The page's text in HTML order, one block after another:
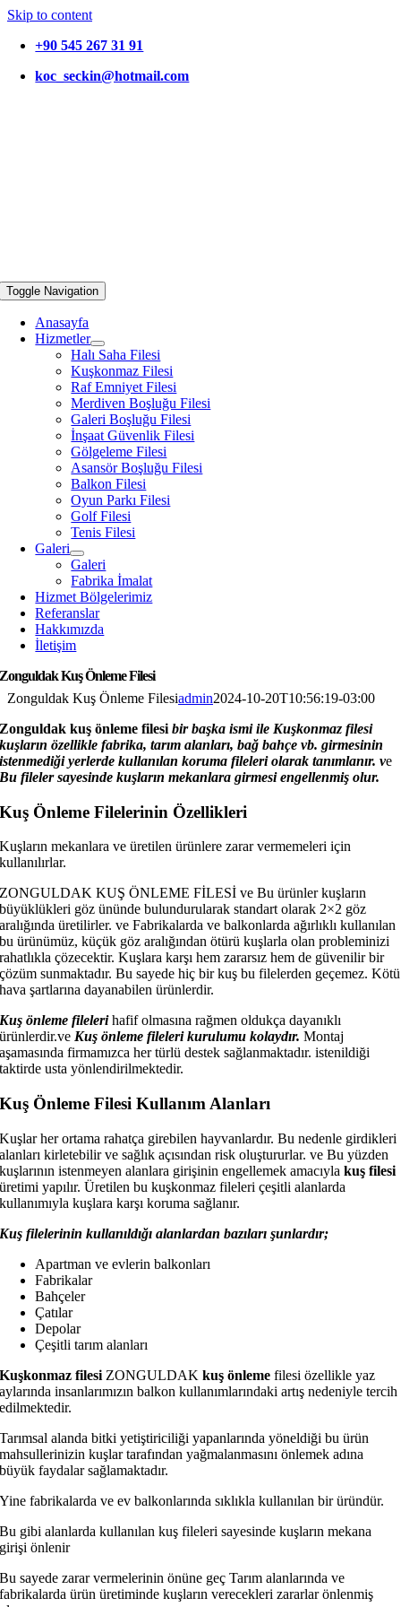
Skip to content
+90 545 267 31 91
koc_seckin@hotmail.com
Toggle Navigation
Anasayfa
Hizmetler
Halı Saha Filesi
Kuşkonmaz Filesi
Raf Emniyet Filesi
Merdiven Boşluğu Filesi
Galeri Boşluğu Filesi
İnşaat Güvenlik Filesi
Gölgeleme Filesi
Asansör Boşluğu Filesi
Balkon Filesi
Oyun Parkı Filesi
Golf Filesi
Tenis Filesi
Galeri
Galeri
Fabrika İmalat
Hizmet Bölgelerimiz
Referanslar
Hakkımızda
İletişim
Zonguldak Kuş Önleme Filesi
Zonguldak Kuş Önleme Filesiadmin2024-10-20T10:56:19-03:00
Zonguldak kuş önleme filesibir başka ismi ile Kuşkonmaz filesi
kuşların özellikle fabrika, tarım alanları, bağ bahçe vb. girmesinin
istenmediği yerlerde kullanılan koruma fileleri olarak tanımlanır. ve
Bu fileler sayesinde kuşların mekanlara girmesi engellenmiş olur.
Kuş Önleme Filelerinin Özellikleri
Kuşların mekanlara ve üretilen ürünlere zarar vermemeleri için
kullanılırlar.
ZONGULDAK KUŞ ÖNLEME FİLESİ ve Bu ürünler kuşların
büyüklükleri göz ününde bulundurularak standart olarak 2×2 göz
aralığında üretilirler. ve Fabrikalarda ve balkonlarda ağırlıklı kullanılan
bu ürünümüz, küçük göz aralığından ötürü kuşlarla olan probleminizi
rahatlıkla çözecektir. Kuşlara karşı hem zararsız hem de güvenilir bir
çözüm sunmaktadır. Bu sayede hiç bir kuş bu filelerden geçemez. Kötü
hava şartlarına dayanabilen ürünlerdir.
Kuş önleme filelerihafif olmasına rağmen oldukça dayanıklı
ürünlerdir.ve Kuş önleme fileleri kurulumu kolaydır. Montaj
aşamasında firmamızca her türlü destek sağlanmaktadır. istenildiği
taktirde usta yönlendirilmektedir.
Kuş Önleme Filesi Kullanım Alanları
Kuşlar her ortama rahatça girebilen hayvanlardır. Bu nedenle girdikleri
alanları kirletebilir ve sağlık açısından risk oluştururlar. ve Bu yüzden
kuşlarının istenmeyen alanlara girişinin engellemek amacıylakuş filesi
üretimi yapılır. Üretilen bu kuşkonmaz fileleri çeşitli alanlarda
kullanımıyla kuşlara karşı koruma sağlanır.
Kuş filelerinin kullanıldığı alanlardan bazıları şunlardır;
Apartman ve evlerin balkonları
Fabrikalar
Bahçeler
Çatılar
Depolar
Çeşitli tarım alanları
Kuşkonmaz filesi ZONGULDAK kuş önleme filesi özellikle yaz
aylarında insanlarımızın balkon kullanımlarındaki artış nedeniyle tercih
edilmektedir.
Tarımsal alanda bitki yetiştiriciliği yapanlarında yöneldiği bu ürün
mahsullerinizin kuşlar tarafından yağmalanmasını önlemek adına
büyük faydalar sağlamaktadır.
Yine fabrikalarda ve ev balkonlarında sıklıkla kullanılan bir üründür.
Bu gibi alanlarda kullanılan kuş fileleri sayesinde kuşların mekana
girişi önlenir
Bu sayede zarar vermelerinin önüne geç Tarım alanlarında ve
fabrikalarda ürün üretiminde kuşların verecekleri zararlar önlenmiş